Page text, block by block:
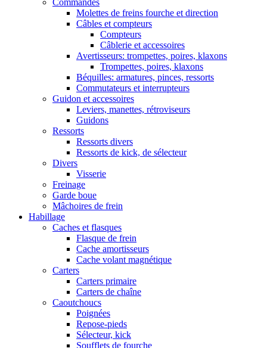
Commandes
Molettes de freins fourche et direction
Câbles et compteurs
Compteurs
Câblerie et accessoires
Avertisseurs: trompettes, poires, klaxons
Trompettes, poires, klaxons
Béquilles: armatures, pinces, ressorts
Commutateurs et interrupteurs
Guidon et accessoires
Leviers, manettes, rétroviseurs
Guidons
Ressorts
Ressorts divers
Ressorts de kick, de sélecteur
Divers
Visserie
Freinage
Garde boue
Mâchoires de frein
Habillage
Caches et flasques
Flasque de frein
Cache amortisseurs
Cache volant magnétique
Carters
Carters primaire
Carters de chaîne
Caoutchoucs
Poignées
Repose-pieds
Sélecteur, kick
Soufflets de fourche